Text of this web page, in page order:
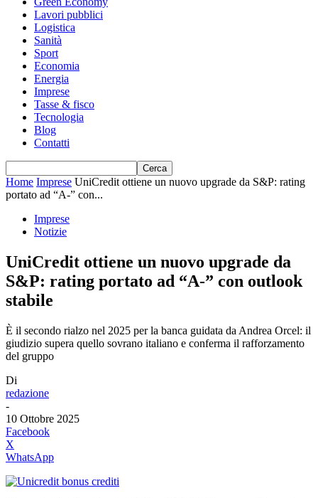
Lavori pubblici
Logistica
Sanità
Sport
Economia
Energia
Imprese
Tasse & fisco
Tecnologia
Blog
Contatti
Home Imprese UniCredit ottiene un nuovo upgrade da S&P: rating
portato ad “A-” con...
Imprese
Notizie
UniCredit ottiene un nuovo upgrade da
S&P: rating portato ad “A-” con outlook
stabile
È il secondo rialzo nel 2025 per la banca guidata da Andrea Orcel: il
giudizio supera quello sovrano italiano e conferma il rafforzamento
del gruppo
Di
redazione
-
10 Ottobre 2025
Facebook
X
WhatsApp